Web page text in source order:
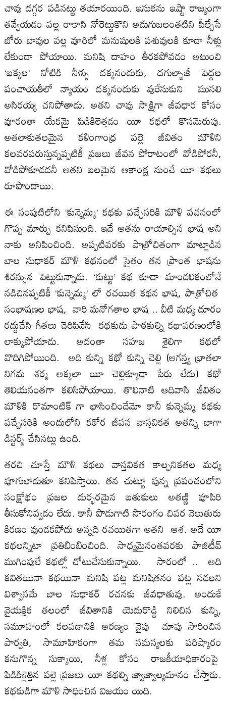
చావు దగ్గర పడినట్టు తయారయింది. ఇసుకను ఇష్టా రాజ్యంగా
తవ్వేయడం వల్ల రాకాసి నోరెట్టుకొని అడుగుజలంతటిని పీల్చేసే
బోరు బావుల వల్ల వూరిలో మనుషులకి పశువులకి కూడా నీళ్లు
లేకుండా పోయాయి. మనిషి దాహం తీరకపోవడం అటుంచి
‘బక్కల’ నోటికి నీళ్ళు దక్కనందుకు, దగుల్బాజీ పెద్దల
పంచాయతీలో న్యాయం దక్కనందుకు వురేసుకుని ముసలి
అసిరయ్య చనిపోతాడు. అతని చావు సాక్షిగా జీవధార కోసం
వూరంతా యేకమై పిడికిలెత్తడం యీ కథలో కొసమెరుపు.
అతలాకుతలమైన కళింగాంధ్ర పల్లె జీవితం మౌళిని
కలవరపరుస్తున్నప్పటికీ ప్రజలు జీవన పోరాటంలో వోడిపోరనీ,
వోడిపోకూడదనీ అతని బలమైన ఆకాంక్ష నుంచే యీ కథలు
రూపొందాయి.
ఈ సంపుటిలోని ‘కున్నెమ్మ’ కథకు వచ్చేసరికి మౌళి వచనంలో
గొప్ప మార్పు కనిపిసుంది. ఇదే అతను రాయాల్సిన భాష అని
నాకు అనిపించింది. అప్పటివరకు పాత్రోచితంగా మాట్లాడిన
బాల సుధాకర్ మౌళి కథనంలో సైతం తన ప్రాంత భాషను
శిరస్సున పెట్టుకున్నాడు. ‘కుట్టు’ కథ కూడా మాండలికంలోనే
నడిచినప్పటికీ ‘కున్నెమ్మ’ లో రచయిత కథన భాష, పాత్రోచిత
సంభాషణల భాష, వారి మనోగతాల భాష .. వీటి మధ్య దూరం
రద్దుచేసి గీతలు చెరిపివేసి కథకుడు పాఠకుల్ని కథావరణంలోకి
లాక్కుపోయాడు. అదంతా సహజ శైలిగా కథలో
వొదిగిపోయింది. అది కున్ని కథో కున్ని చెల్లి (అగస్త్య భ్రాతలా
నిగమ శర్మ అక్కలా యీ చెల్లిక్కూడా పేరు లేదు) కథో
తెలియనంతగా కలిసిపోయాయి. తొలినాటి ఆదివాసి జీవితం
మౌళికి రొమాంటిక్ గా భాసించిందేమో కానీ కున్నెమ్మ కథకు
వచ్చేసరికి అందులోని కఠోర జీవన వాస్తవికత అతన్ని బాగా
డిస్టర్బ్ చేసినట్లు ఉంది.
తరచి చూస్తే మౌళి కథలు వాస్తవికత కాల్పనికతల మధ్య
వూగులాడుతూ కనిపిస్తాయి. తన చుట్టూ వున్న ప్రపంచంలోని
సంక్షోభం ప్రజల దుర్భరమైన బతుకులు అతణ్ణి వూపిరి
తీసుకోనివ్వడం లేదు. కానీ పొడుగాటి సొరంగం చివర వెలుతురు
కిరణం వుండకపోదు అన్నది రచయితగా అతని ఆశ. అదే యీ
కథలన్నిటా ప్రతిబింబించింది. సాధ్యమైనంతవరకు పాజిటీవ్
ముగింపులే కథల్లో చోటుచేసుకున్నాయి. సారంలో .. అది
కవితయినా కథయినా మనిషి పట్ల మనిషితనం పట్ల సడలని
విశ్వాసమే బాల సుధాకర్ రచనకు జీవధాతువు. అందుకే
వైయక్తిక తలంలో జీవితానికి యెదురొడ్డి నిలిచిన కున్ని,
సమూహంలో కలవడానికి అరణ్యం వైపు చూపు సారించిన
పార్వతి, సామూహికంగా తమ సమస్యలకు పరిష్కారం
కనుగొన్న సుక్కాయి, నీళ్ల కోసం రాజకీయాధికారంపై
పిడికిళ్లెత్తిన పల్లె ప్రజలు యీ కథల్ని జ్వాజ్వాల్యమానం చేస్తారు.
కథకుడిగా మౌళి సాధించిన విజయం యిది.